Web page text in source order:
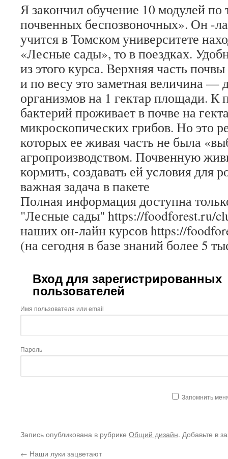
Я закончил обучение 10 модулей по
почвенных беспозвоночных». Он -
учится в Томском университете
«Лесные сады», то в поездках.
из этого курса. Верхняя часть
и по весу это заметная величина —
организмов на 1 гектар площади. К
бактерий проживает в почве на
микроскопических грибов. Но это
которых ее живая часть не была
агропроизводством. Почвенную
кормить, создавать ей условия для
важная задача в пакете
Полная информация доступна
"Лесные сады" https://foodforest.ru/
наших он-лайн курсов https://
(на сегодня в базе знаний более 5
Вход для зарегистрированных
пользователей
Имя пользователя или email
Пароль
Запомнить
Запись опубликована в рубрике Общий дизайн. Добавьте в
← Наши луки зацветают